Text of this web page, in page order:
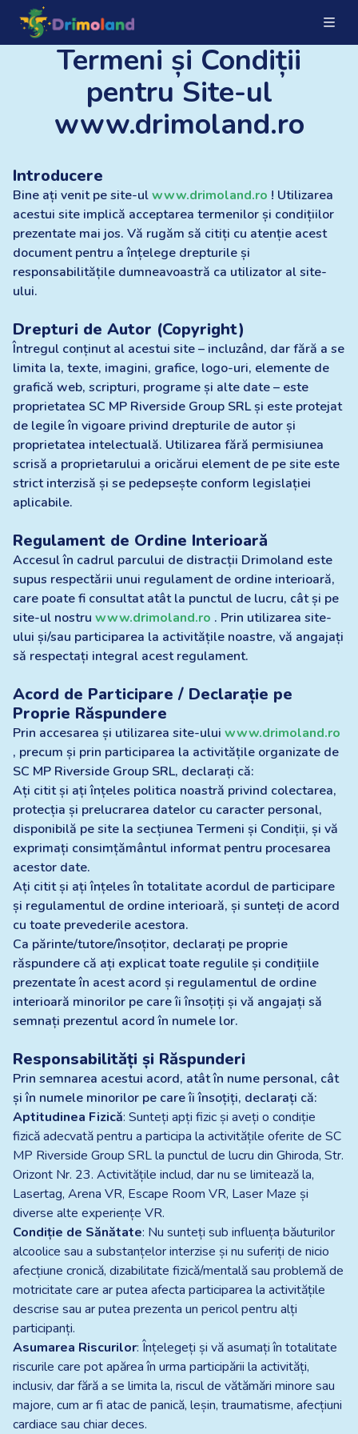
Termeni și Condiții
pentru Site-ul
www.drimoland.ro
Introducere
Bine ați venit pe site-ulwww.drimoland.ro ! Utilizarea
acestui site implică acceptarea termenilor și condițiilor
prezentate mai jos. Vă rugăm să citiți cu atenție acest
document pentru a înțelege drepturile și
responsabilitățile dumneavoastră ca utilizator al site-
ului.
Drepturi de Autor (Copyright)
Întregul conținut al acestui site – incluzând, dar fără a se
limita la, texte, imagini, grafice, logo-uri, elemente de
grafică web, scripturi, programe și alte date – este
proprietatea SC MP Riverside Group SRL și este protejat
de legile în vigoare privind drepturile de autor și
proprietatea intelectuală. Utilizarea fără permisiunea
scrisă a proprietarului a oricărui element de pe site este
strict interzisă și se pedepsește conform legislației
aplicabile.
Regulament de Ordine Interioară
Accesul în cadrul parcului de distracții Drimoland este
supus respectării unui regulament de ordine interioară,
care poate fi consultat atât la punctul de lucru, cât și pe
site-ul nostru www.drimoland.ro . Prin utilizarea site-
ului și/sau participarea la activitățile noastre, vă angajați
să respectați integral acest regulament.
Acord de Participare / Declarație pe
Proprie Răspundere
Prin accesarea și utilizarea site-ului www.drimoland.ro
, precum și prin participarea la activitățile organizate de
SC MP Riverside Group SRL, declarați că:
Ați citit și ați înțeles politica noastră privind colectarea,
protecția și prelucrarea datelor cu caracter personal,
disponibilă pe site la secțiunea Termeni și Condiții, și vă
exprimați consimțământul informat pentru procesarea
acestor date.
Ați citit și ați înțeles în totalitate acordul de participare
și regulamentul de ordine interioară, și sunteți de acord
cu toate prevederile acestora.
Ca părinte/tutore/însoțitor, declarați pe proprie
răspundere că ați explicat toate regulile și condițiile
prezentate în acest acord și regulamentul de ordine
interioară minorilor pe care îi însoțiți și vă angajați să
semnați prezentul acord în numele lor.
Responsabilități și Răspunderi
Prin semnarea acestui acord, atât în nume personal, cât
și în numele minorilor pe care îi însoțiți, declarați că:
Aptitudinea Fizică: Sunteți apți fizic și aveți o condiție
fizică adecvată pentru a participa la activitățile oferite de SC
MP Riverside Group SRL la punctul de lucru din Ghiroda, Str.
Orizont Nr. 23. Activitățile includ, dar nu se limitează la,
Lasertag, Arena VR, Escape Room VR, Laser Maze și
diverse alte experiențe VR.
Condiție de Sănătate: Nu sunteți sub influența băuturilor
alcoolice sau a substanțelor interzise și nu suferiți de nicio
afecțiune cronică, dizabilitate fizică/mentală sau problemă de
motricitate care ar putea afecta participarea la activitățile
descrise sau ar putea prezenta un pericol pentru alți
participanți.
Asumarea Riscurilor: Înțelegeți și vă asumați în totalitate
riscurile care pot apărea în urma participării la activități,
inclusiv, dar fără a se limita la, riscul de vătămări minore sau
majore, cum ar fi atac de panică, leșin, traumatisme, afecțiuni
cardiace sau chiar deces.